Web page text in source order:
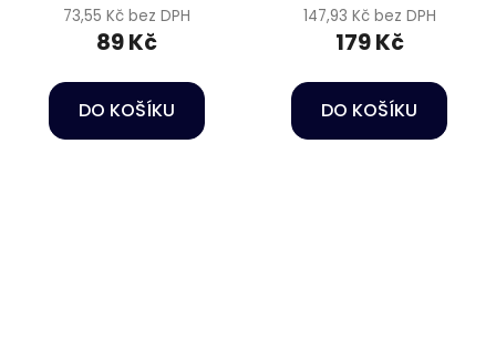
73,55 Kč bez DPH
89 Kč
DO KOŠÍKU
147,93 Kč bez DPH
179 Kč
DO KOŠÍKU